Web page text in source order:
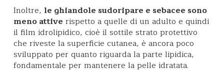
Inoltre, le ghiandole sudoripare e sebacee sono
meno attive rispetto a quelle di un adulto e quindi
il film idrolipidico, cioè il sottile strato protettivo
che riveste la superficie cutanea, è ancora poco
sviluppato per quanto riguarda la parte lipidica,
fondamentale per mantenere la pelle idratata.